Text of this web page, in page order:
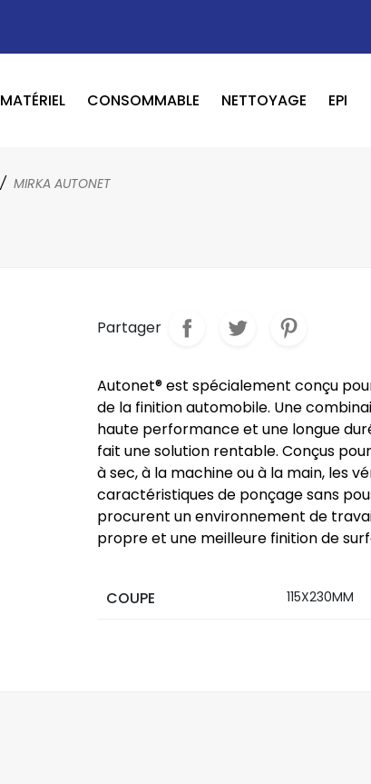
MATÉRIEL CONSOMMABLE NETTOYAGE EPI
MIRKA AUTONET
Partager
Autonet® est spécialement conçu
de la finition automobile. Une
haute performance et une longue
fait une solution rentable. Conçus
à sec, à la machine ou à la main, les
caractéristiques de ponçage sans
procurent un environnement de
propre et une meilleure finition de
COUPE 115X230MM